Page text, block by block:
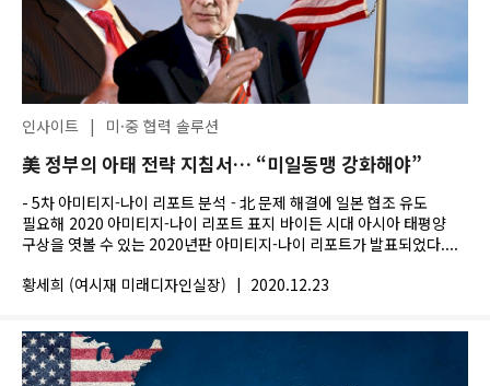
인사이트 | 미·중 협력 솔루션
美 정부의 아태 전략 지침서… “미일동맹 강화해야”
- 5차 아미티지-나이 리포트 분석 - 北 문제 해결에 일본 협조 유도
필요해 2020 아미티지-나이 리포트 표지 바이든 시대 아시아 태평양
구상을 엿볼 수 있는 2020년판 아미티지-나이 리포트가 발표되었다....
황세희 (여시재 미래디자인실장) | 2020.12.23